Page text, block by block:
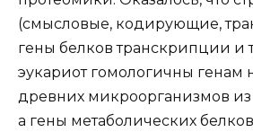
(смысловые, кодирующие,
гены белков транскрипции и
эукариот гомологичны генам
древних микроорганизмов
а гены метаболических